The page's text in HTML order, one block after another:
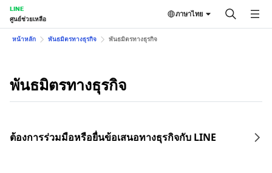
LINE
ศูนย์ช่วยเหลือ
ภาษาไทย
หน้าหลัก พันธมิตรทางธุรกิจ พันธมิตรทางธุรกิจ
พันธมิตรทางธุรกิจ
ต้องการร่วมมือหรือยื่นข้อเสนอทางธุรกิจกับ LINE